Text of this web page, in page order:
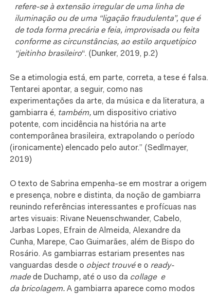
refere-se à extensão irregular de uma linha de
iluminação ou de uma “ligação fraudulenta”, que é
de toda forma precária e feia, improvisada ou feita
conforme as circunstâncias, ao estilo arquetípico
“jeitinho brasileiro“. (Dunker, 2019, p.2)
Se a etimologia está, em parte, correta, a tese é falsa.
Tentarei apontar, a seguir, como nas
experimentações da arte, da música e da literatura, a
gambiarra é, também, um dispositivo criativo
potente, com incidência na história na arte
contemporânea brasileira, extrapolando o período
(ironicamente) elencado pelo autor.” (Sedlmayer,
2019)
O texto de Sabrina empenha-se em mostrar a origem
e presença, nobre e distinta, da noção de gambiarra
reunindo referências interessantes e profícuas nas
artes visuais: Rivane Neuenschwander, Cabelo,
Jarbas Lopes, Efrain de Almeida, Alexandre da
Cunha, Marepe, Cao Guimarães, além de Bispo do
Rosário. As gambiarras estariam presentes nas
vanguardas desde o object trouvée o ready-
madede Duchamp, até o uso da collage e
da bricolagem. A gambiarra aparece como modos